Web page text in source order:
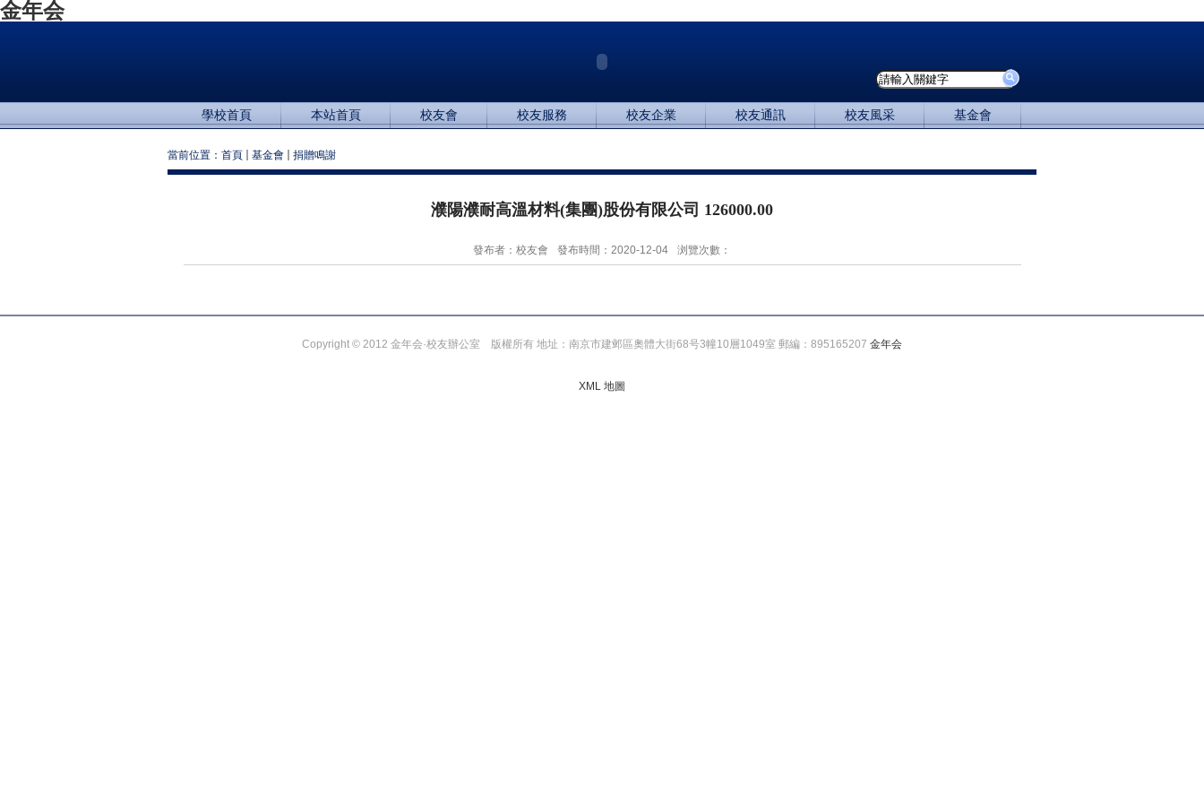
金年会
學校首頁 本站首頁 校友會 校友服務 校友企業 校友通訊 校友風采 基金會
當前位置： 首頁 基金會 捐贈鳴謝
濮陽濮耐高溫材料(集團)股份有限公司 126000.00
發布者：校友會 發布時間：2020-12-04 浏覽次數：
Copyright © 2012 金年会·校友辦公室 版權所有 地址：南京市建邺區奧體大街68号3幢10層1049室 郵編：895165207 金年会
XML 地圖